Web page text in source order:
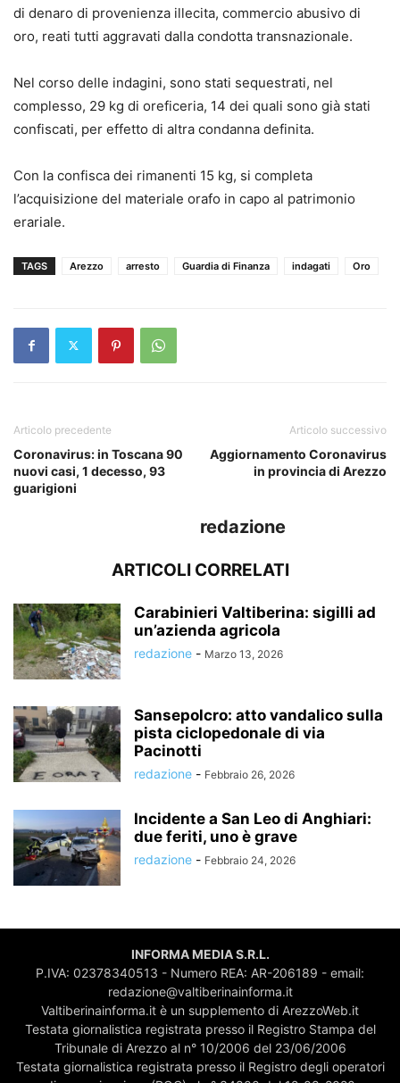
di denaro di provenienza illecita, commercio abusivo di
oro, reati tutti aggravati dalla condotta transnazionale.
Nel corso delle indagini, sono stati sequestrati, nel
complesso, 29 kg di oreficeria, 14 dei quali sono già stati
confiscati, per effetto di altra condanna definita.
Con la confisca dei rimanenti 15 kg, si completa
l’acquisizione del materiale orafo in capo al patrimonio
erariale.
TAGS Arezzo arresto Guardia di Finanza indagati Oro
Articolo precedente
Coronavirus: in Toscana 90
nuovi casi, 1 decesso, 93
guarigioni
Articolo successivo
Aggiornamento Coronavirus
in provincia di Arezzo
redazione
ARTICOLI CORRELATI
Carabinieri Valtiberina: sigilli ad
un’azienda agricola
redazione - Marzo 13, 2026
Sansepolcro: atto vandalico sulla
pista ciclopedonale di via
Pacinotti
redazione - Febbraio 26, 2026
Incidente a San Leo di Anghiari:
due feriti, uno è grave
redazione - Febbraio 24, 2026
INFORMA MEDIA S.R.L.
P.IVA: 02378340513 - Numero REA: AR-206189 - email:
redazione@valtiberinainforma.it
Valtiberinainforma.it è un supplemento di ArezzoWeb.it
Testata giornalistica registrata presso il Registro Stampa del
Tribunale di Arezzo al n° 10/2006 del 23/06/2006
Testata giornalistica registrata presso il Registro degli operatori